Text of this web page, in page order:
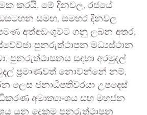
කරයි. මේ දිනවල, රජයේ
සමඟ, සමහර දිනවල
අත්අඩංගුවට ගනු ලබන අතර,
පුනරුත්ථාපන මධ්‍යස්ථාන
පුනරුත්ථාපනය සඳහා අරමුදල්
ප්‍රමාණවත් නොවන්නේ නම්,
ලෙස ජනාධිපතිවරයා උපදෙස්
අමාත්‍යාංශය සහ මහජන
යන දෙකම පුනරුත්ථාපන